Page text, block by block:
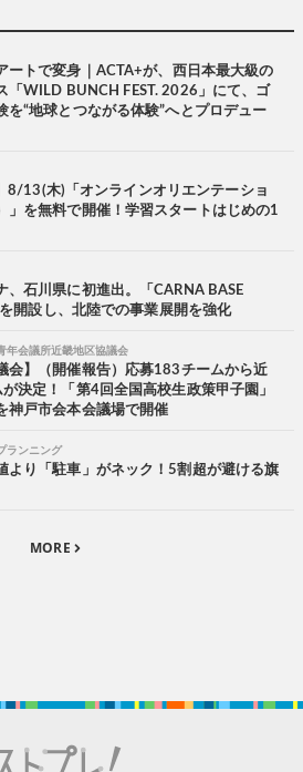
ートで変身｜ACTA+が、西日本最大級の
「WILD BUNCH FEST. 2026」にて、ゴ
を“地球とつながる体験”へとプロデュー
8/13(木)「オンラインオリエンテーショ
」を無料で開催！学習スタートはじめの1
、石川県に初進出。「CARNA BASE
開設し、北陸での事業展開を強化
年会議所近畿地区協議会
会】（開催報告）応募183チームから近
決定！「第4回全国高校生政策甲子園」
神戸市会本会議場で開催
ランニング
より「駐車」がネック！5割超が避ける旗
MORE